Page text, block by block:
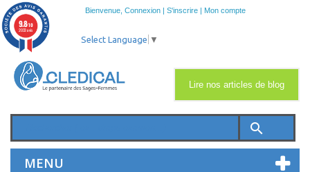
Bienvenue, Connexion | S'inscrire | Mon compte
search
MENU
Lire nos articles de blog
Select Language ▼
9.8/10
2033 avis